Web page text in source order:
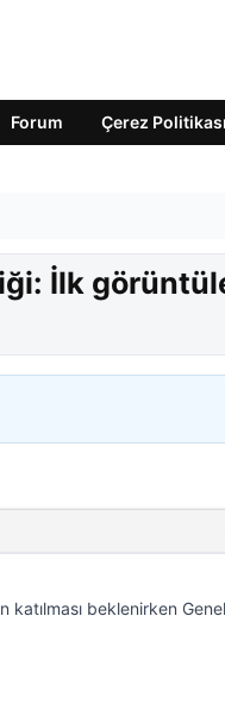
Forum Çerez Politikası
İlk
katılması beklenirken Genel